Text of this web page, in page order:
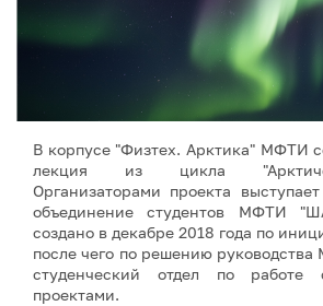
В корпусе "Физтех. Арктика" МФТИ
лекция из цикла
Организаторами проекта
объединение студентов МФТИ
создано в декабре 2018 года по
после чего по решению
студенческий отдел по работе
проектами.